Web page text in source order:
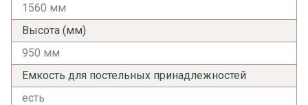
1560 мм
Высота (мм)
950 мм
Емкость для постельных принадлежностей
есть